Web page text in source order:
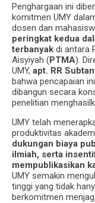
Penghargaan ini
komitmen UMY
dosen dan
peringkat kedua
terbanyak di antara
Aisyiyah (PTMA).
UMY, apt. RR
bahwa pencapaian
dibangun secara
penelitian
UMY telah
produktivitas
dukungan biaya
ilmiah, serta
mempublikasikan
UMY semakin
tinggi yang tidak
berkomitmen